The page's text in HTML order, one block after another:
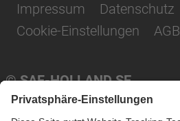
© SAF-HOLLAND SE
Impressum
Datenschutz
Cookie-Einstellungen
AGB